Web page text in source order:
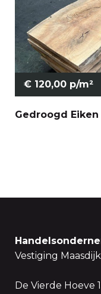
€ 120,00 p/m²
Gedroogd
Vestiging
De Vierde Hoeve